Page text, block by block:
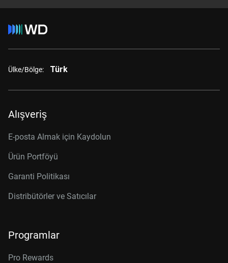
Ülke/Bölge: Türk
Alışveriş
E-posta Almak için Kaydolun
Ürün Portföyü
Garanti Politikası
Distribütörler ve Satıcılar
Programlar
Pro Rewards